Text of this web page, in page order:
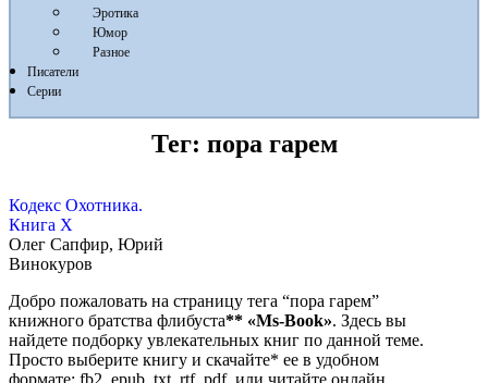
Эротика
Юмор
Разное
Писатели
Серии
Тег: пора гарем
Кодекс Охотника.
Книга X
Олег Сапфир, Юрий
Винокуров
Добро пожаловать на страницу тега “пора гарем”
книжного братства флибуста** «Ms-Book». Здесь вы
найдете подборку увлекательных книг по данной теме.
Просто выберите книгу и скачайте* ее в удобном
формате: fb2, epub, txt, rtf, pdf, или читайте онлайн.